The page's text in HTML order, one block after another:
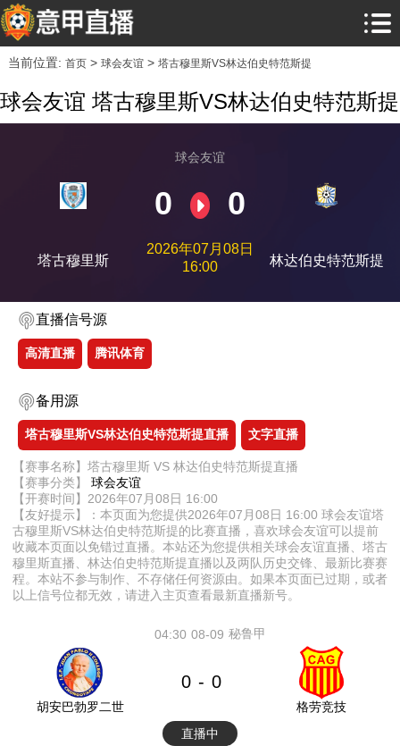
当前位置: 首页> 球会友谊> 塔古穆里斯VS林达伯史特范斯提
球会友谊 塔古穆里斯VS林达伯史特范斯提
塔古穆里斯
球会友谊
0 0
2026年07月08日
16:00
林达伯史特范斯提
直播信号源
高清直播 腾讯体育
备用源
塔古穆里斯VS林达伯史特范斯提直播 文字直播
【赛事名称】塔古穆里斯 VS 林达伯史特范斯提直播
【赛事分类】 球会友谊
【开赛时间】2026年07月08日 16:00
【友好提示】：本页面为您提供2026年07月08日 16:00 球会友谊塔
古穆里斯VS林达伯史特范斯提的比赛直播，喜欢球会友谊可以提前
收藏本页面以免错过直播。本站还为您提供相关球会友谊直播、塔古
穆里斯直播、林达伯史特范斯提直播以及两队历史交锋、最新比赛赛
程。本站不参与制作、不存储任何资源由。如果本页面已过期，或者
以上信号位都无效，请进入主页查看最新直播新号。
08-09
04:30 秘鲁甲
胡安巴勃罗二世
0 - 0
格劳竞技
直播中